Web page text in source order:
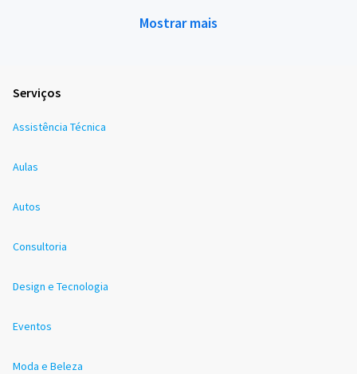
Mostrar mais
Serviços
Assistência Técnica
Aulas
Autos
Consultoria
Design e Tecnologia
Eventos
Moda e Beleza